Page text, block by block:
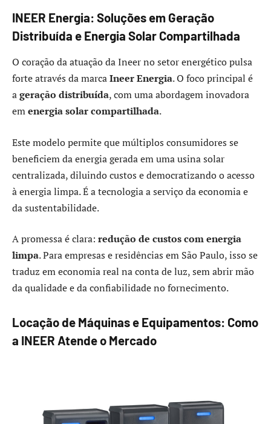
INEER Energia: Soluções em Geração
Distribuída e Energia Solar Compartilhada
O coração da atuação da Ineer no setor energético pulsa
forte através da marcaIneer Energia. O foco principal é
ageração distribuída, com uma abordagem inovadora
emenergia solar compartilhada.
Este modelo permite que múltiplos consumidores se
beneficiem da energia gerada em uma usina solar
centralizada, diluindo custos e democratizando o acesso
à energia limpa. É a tecnologia a serviço da economia e
da sustentabilidade.
A promessa é clara: redução de custos com energia
limpa. Para empresas e residências em São Paulo, isso se
traduz em economia real na conta de luz, sem abrir mão
da qualidade e da confiabilidade no fornecimento.
Locação de Máquinas e Equipamentos: Como
a INEER Atende o Mercado